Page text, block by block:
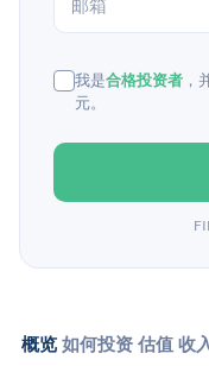
我是合格投资者 ，
元。
概览 如何投资 估值 收